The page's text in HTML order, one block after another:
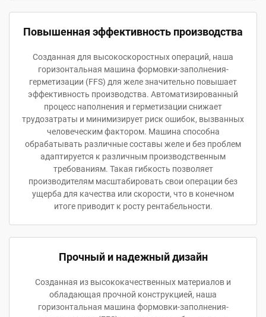
Повышенная эффективность производства
Созданная для высокоскоростных операций, наша
горизонтальная машина формовки-заполнения-
герметизации (FFS) для желе значительно повышает
эффективность производства. Автоматизированный
процесс наполнения и герметизации снижает
трудозатраты и минимизирует риск ошибок, вызванных
человеческим фактором. Машина способна
обрабатывать различные составы желе и без проблем
адаптируется к различным производственным
требованиям. Такая гибкость позволяет
производителям масштабировать свои операции без
ущерба для качества или скорости, что в конечном
итоге приводит к росту рентабельности.
Прочный и надежный дизайн
Созданная из высококачественных материалов и
обладающая прочной конструкцией, наша
горизонтальная машина формовки-заполнения-